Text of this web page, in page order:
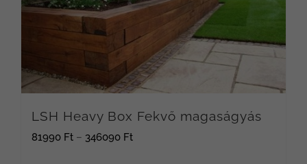
A
változatok
termékoldalon
ki
LSH Heavy Box Fekvő magaságyás
81990 Ft – 346090 FtÁrtartomány: